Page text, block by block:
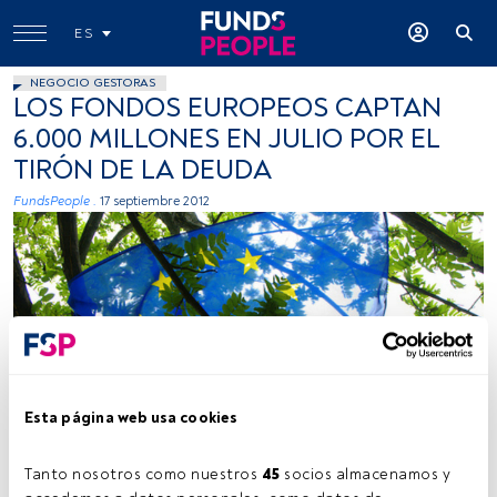
Esta página web usa cookies
Tanto nosotros como nuestros 45 socios almacenamos y
ES
NEGOCIO GESTORAS
LOS FONDOS EUROPEOS CAPTAN
6.000 MILLONES EN JULIO POR EL
TIRÓN DE LA DEUDA
FundsPeople . 17 septiembre 2012
Tiempo lectura: 3 min.